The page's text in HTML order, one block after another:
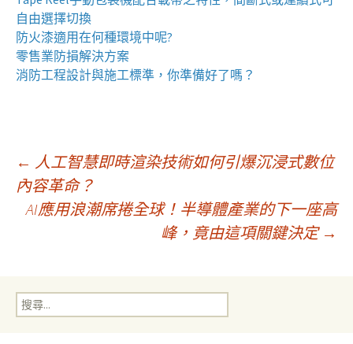
自由選擇切換
防火漆適用在何種環境中呢?
零售業防損解決方案
消防工程設計與施工標準，你準備好了嗎？
文
章
覽
← 人工智慧即時渲染技術如何引爆沉浸式數位
內容革命？
AI應用浪潮席捲全球！半導體產業的下一座高
峰，竟由這項關鍵決定 →
搜
尋